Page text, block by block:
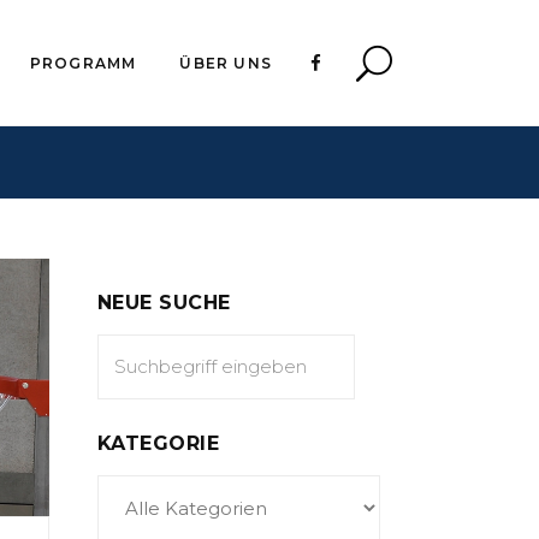
PROGRAMM ÜBER UNS
NEUE SUCHE
KATEGORIE